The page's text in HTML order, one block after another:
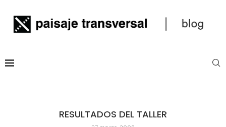
RESULTADOS DEL TALLER